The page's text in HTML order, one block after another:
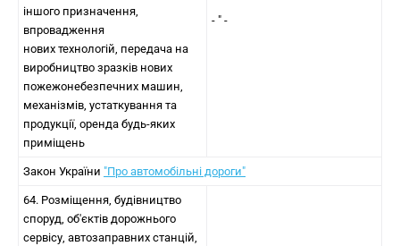
іншого призначення,
впровадження
нових технологій, передача на
виробництво зразків нових
пожежонебезпечних машин,
механізмів, устаткування та
продукції, оренда будь-яких
приміщень
- " -
Закон України "Про автомобільні дороги"
64. Розміщення, будівництво
споруд, об'єктів дорожнього
сервісу, автозаправних станцій,